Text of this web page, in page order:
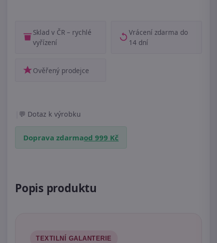
Sklad v ČR – rychlé
vyřízení
Vrácení zdarma do
14 dní
Ověřený prodejce
Dotaz k výrobku
Doprava zdarmaod 999 Kč
Popis produktu
TEXTILNÍ GALANTERIE